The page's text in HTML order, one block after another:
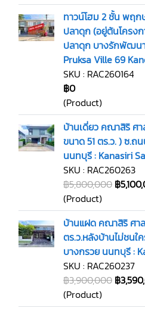
ทาวน์โฮม 2 ชั้น พฤ
ปลาดุก (อยู่ต้นโครงก
ปลาดุก บางรักพัฒน
Pruksa Ville 69
SKU : RAC260164
฿0
(Product)
บ้านเดี่ยว คณาสิริ ศ
ขนาด 51 ตร.ว. ) ซ.
นนทบุรี : Kanasiri
SKU : RAC260263
฿5,800,000 ฿
(Product)
บ้านแฝด คณาสิริ ศา
ตร.ว.หลังบ้านไม่ชน
บางกรวย นนทบุรี :
SKU : RAC260237
฿3,900,000 ฿
(Product)